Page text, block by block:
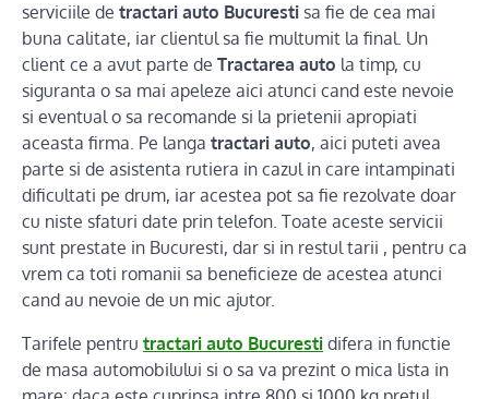
serviciile de tractari auto Bucuresti sa fie de cea mai
buna calitate, iar clientul sa fie multumit la final. Un
client ce a avut parte de Tractarea auto la timp, cu
siguranta o sa mai apeleze aici atunci cand este nevoie
si eventual o sa recomande si la prietenii apropiati
aceasta firma. Pe langa tractari auto, aici puteti avea
parte si de asistenta rutiera in cazul in care intampinati
dificultati pe drum, iar acestea pot sa fie rezolvate doar
cu niste sfaturi date prin telefon. Toate aceste servicii
sunt prestate in Bucuresti, dar si in restul tarii , pentru ca
vrem ca toti romanii sa beneficieze de acestea atunci
cand au nevoie de un mic ajutor.
Tarifele pentru tractari auto Bucuresti difera in functie
de masa automobilului si o sa va prezint o mica lista in